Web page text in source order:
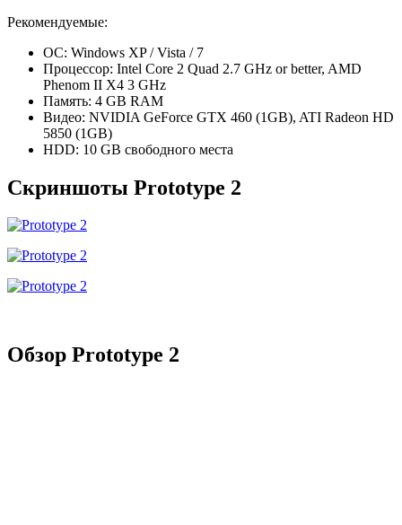
Рекомендуемые:
ОС: Windows XP / Vista / 7
Процессор: Intel Core 2 Quad 2.7 GHz or better, AMD
Phenom II X4 3 GHz
Память: 4 GB RAM
Видео: NVIDIA GeForce GTX 460 (1GB), ATI Radeon HD
5850 (1GB)
HDD: 10 GB свободного места
Скриншоты Prototype 2
Обзор Prototype 2